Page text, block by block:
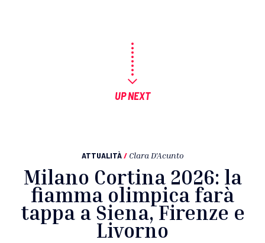
UP NEXT
ATTUALITÀ / Clara D'Acunto
Milano Cortina 2026: la
fiamma olimpica farà
tappa a Siena, Firenze e
Livorno